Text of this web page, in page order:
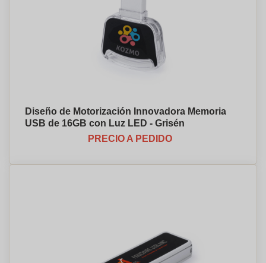
Diseño de Motorización Innovadora Memoria
USB de 16GB con Luz LED - Grisén
PRECIO A PEDIDO